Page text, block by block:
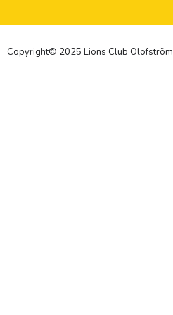
Copyright© 2025 Lions Club Olofström